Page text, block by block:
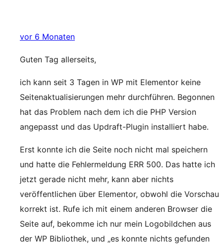
vor 6 Monaten
Guten Tag allerseits,
ich kann seit 3 Tagen in WP mit Elementor keine
Seitenaktualisierungen mehr durchführen. Begonnen
hat das Problem nach dem ich die PHP Version
angepasst und das Updraft-Plugin installiert habe.
Erst konnte ich die Seite noch nicht mal speichern
und hatte die Fehlermeldung ERR 500. Das hatte ich
jetzt gerade nicht mehr, kann aber nichts
veröffentlichen über Elementor, obwohl die Vorschau
korrekt ist. Rufe ich mit einem anderen Browser die
Seite auf, bekomme ich nur mein Logobildchen aus
der WP Bibliothek, und „es konnte nichts gefunden